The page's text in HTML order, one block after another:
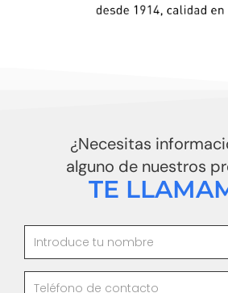
¿Necesitas
alguno de nuestros
TE
o
m